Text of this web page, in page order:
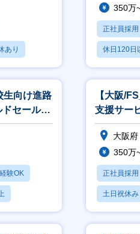
あり
350万
正社員採用
休日120日
学歴不問
生向け進路
セールス
高卒就
験OK
【大阪/
支援サー
(法人営業
大阪府
350万
正社員採用
土日祝休み
産休・育